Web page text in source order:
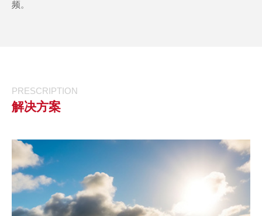
频。
PRESCRIPTION
解决方案